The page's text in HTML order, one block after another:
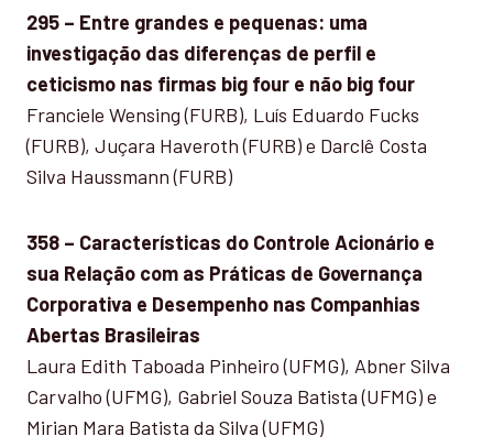
295 – Entre grandes e pequenas: uma
investigação das diferenças de perfil e
ceticismo nas firmas big four e não big four
Franciele Wensing (FURB), Luís Eduardo Fucks
(FURB), Juçara Haveroth (FURB) e Darclê Costa
Silva Haussmann (FURB)
358 – Características do Controle Acionário e
sua Relação com as Práticas de Governança
Corporativa e Desempenho nas Companhias
Abertas Brasileiras
Laura Edith Taboada Pinheiro (UFMG), Abner Silva
Carvalho (UFMG), Gabriel Souza Batista (UFMG) e
Mirian Mara Batista da Silva (UFMG)